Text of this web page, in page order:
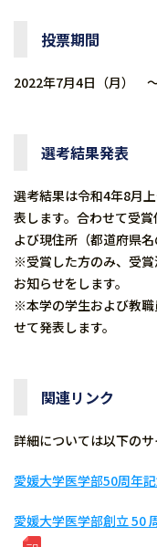
投票期間
2022年7月4日（月）
選考結果発表
選考結果は令和4年8月
表します。合わせて受
よび現住所（都道府県名
※受賞した方のみ、受
お知らせをします。
※本学の学生および教
せて発表します。
関連リンク
詳細については以下のサ
愛媛大学医学部50周年
愛媛大学医学部創立 50